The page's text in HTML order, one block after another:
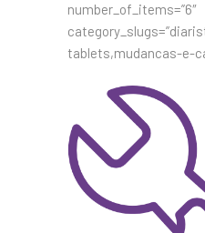
number_of_items=”6″
tablets,mudancas-e-